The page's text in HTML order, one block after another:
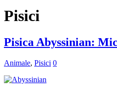
Pisici
Pisica Abyssinian:
Animale, Pisici 0